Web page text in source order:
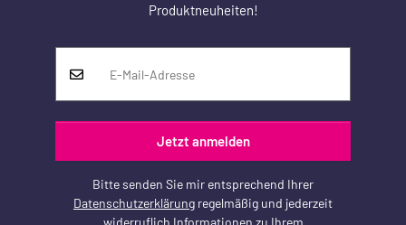
Produktneuheiten!
Jetzt anmelden
Bitte senden Sie mir entsprechend Ihrer
Datenschutzerklärung regelmäßig und jederzeit